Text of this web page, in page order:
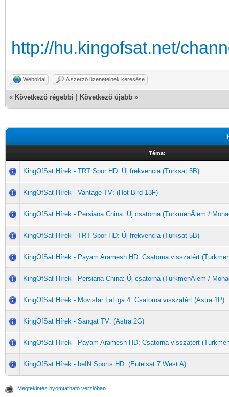
http://hu.kingofsat.net/
Weboldal A szerző üzeneteinek keresése
« Következő régebbi Következő újabb »
Téma:
KingOfSat Hírek - TRT Spor HD: Új frekvencia (Turksat 5B)
KingOfSat Hírek - Vantage TV: (Hot Bird 13F)
KingOfSat Hírek - Persiana China: Új csatorna (TurkmenÄlem /
KingOfSat Hírek - TRT Spor HD: Új frekvencia (Turksat 5B)
KingOfSat Hírek - Payam Aramesh HD: Csatorna visszatért
KingOfSat Hírek - Persiana China: Új csatorna (TurkmenÄlem /
KingOfSat Hírek - Movistar LaLiga 4: Csatorna visszatért (Astra 1P)
KingOfSat Hírek - Sangat TV: (Astra 2G)
KingOfSat Hírek - Payam Aramesh HD: Csatorna visszatért
KingOfSat Hírek - beIN Sports HD: (Eutelsat 7 West A)
Megtekintés nyomtatható verzióban